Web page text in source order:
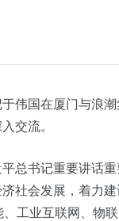
伟国在厦门与浪
交流。
总书记重要讲话
社会发展，着力
工业互联网、物